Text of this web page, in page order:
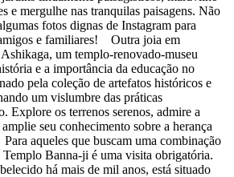
e mergulhe nas tranquilas paisagens. Não
fotos dignas de Instagram para
e familiares! Outra joia em
um templo-renovado-museu
e a importância da educação no
pela coleção de artefatos históricos e
um vislumbre das práticas
Explore os terrenos serenos, admire a
seu conhecimento sobre a herança
aqueles que buscam uma combinação
Templo Banna-ji é uma visita obrigatória.
há mais de mil anos, está situado